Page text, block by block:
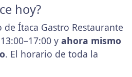
hoy?
Ítaca Gastro Restaurante
y ahora mismo
. El horario de toda la